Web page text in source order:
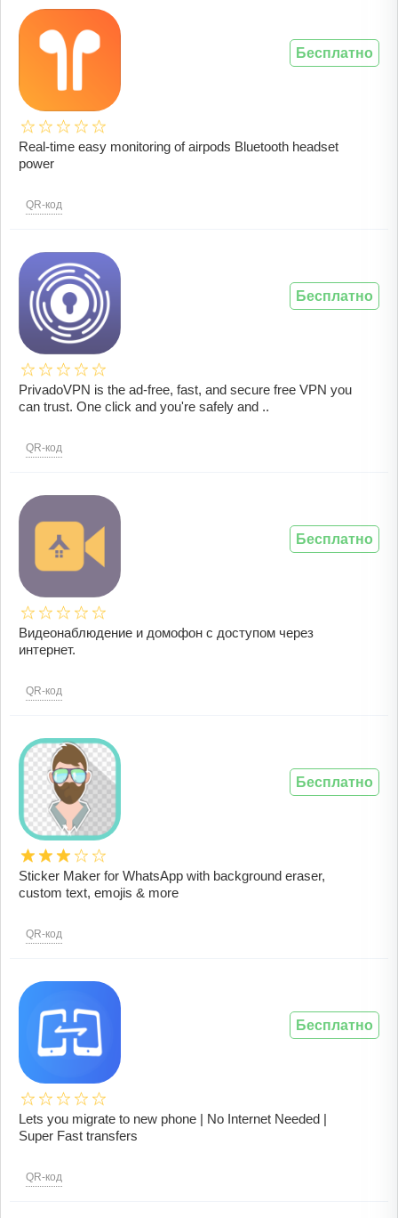
Real-time easy monitoring of airpods Bluetooth headset
power
QR-код
Бесплатно
PrivadoVPN is the ad-free, fast, and secure free VPN you
can trust. One click and you're safely and ..
QR-код
Бесплатно
Видеонаблюдение и домофон с доступом через
интернет.
QR-код
Бесплатно
Sticker Maker for WhatsApp with background eraser,
custom text, emojis & more
QR-код
Бесплатно
Lets you migrate to new phone | No Internet Needed |
Super Fast transfers
QR-код
Бесплатно